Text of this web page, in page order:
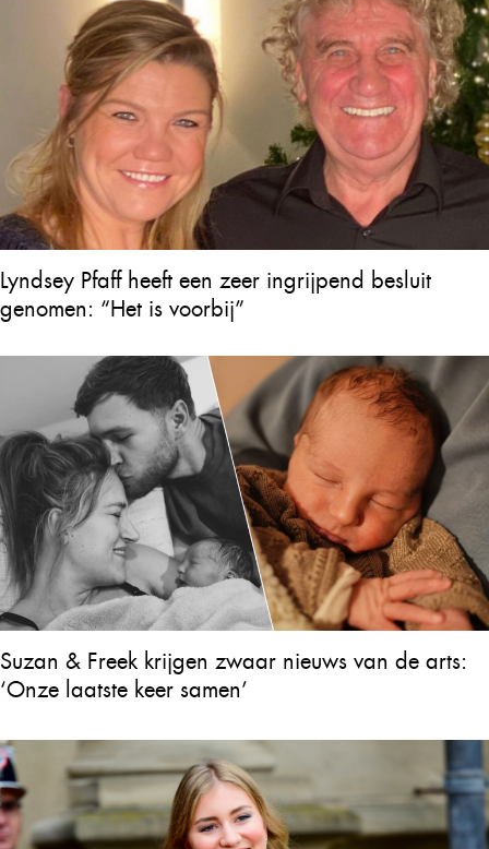
Lyndsey Pfaff heeft een zeer ingrijpend besluit
genomen: “Het is voorbij”
Suzan & Freek krijgen zwaar nieuws van de arts:
‘Onze laatste keer samen’